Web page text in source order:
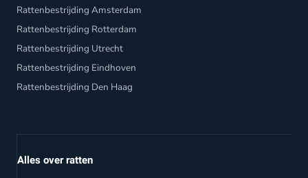
Rattenbestrijding Amsterdam
Rattenbestrijding Rotterdam
Rattenbestrijding Utrecht
Rattenbestrijding Eindhoven
Rattenbestrijding Den Haag
Alles over ratten